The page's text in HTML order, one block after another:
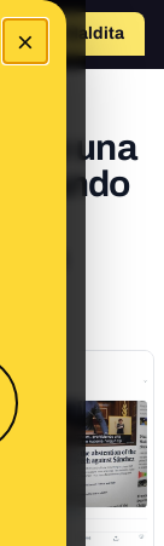
×
Hazte Maldito
una